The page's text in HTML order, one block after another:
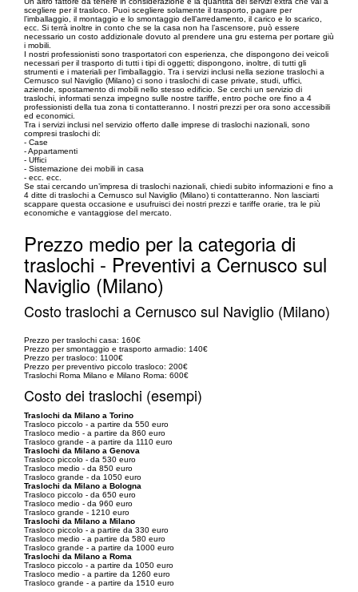
scegliere per il trasloco. Puoi scegliere solamente il trasporto, pagare per
l’imballaggio, il montaggio e lo smontaggio dell’arredamento, il carico e lo scarico,
ecc. Si terrà inoltre in conto che se la casa non ha l’ascensore, può essere
necessario un costo addizionale dovuto al prendere una gru esterna per portare giù
i mobili.
I nostri professionisti sono trasportatori con esperienza, che dispongono dei veicoli
necessari per il trasporto di tutti i tipi di oggetti; dispongono, inoltre, di tutti gli
strumenti e i materiali per l’imballaggio. Tra i servizi inclusi nella sezione traslochi a
Cernusco sul Naviglio (Milano) ci sono i traslochi di case private, studi, uffici,
aziende, spostamento di mobili nello stesso edificio. Se cerchi un servizio di
traslochi, informati senza impegno sulle nostre tariffe, entro poche ore fino a 4
professionisti della tua zona ti contatteranno. I nostri prezzi per ora sono accessibili
ed economici.
Tra i servizi inclusi nel servizio offerto dalle imprese di traslochi nazionali, sono
compresi traslochi di:
- Case
- Appartamenti
- Uffici
- Sistemazione dei mobili in casa
- ecc. ecc.
Se stai cercando un’impresa di traslochi nazionali, chiedi subito informazioni e fino a
4 ditte di traslochi a Cernusco sul Naviglio (Milano) ti contatteranno. Non lasciarti
scappare questa occasione e usufruisci dei nostri prezzi e tariffe orarie, tra le più
economiche e vantaggiose del mercato.
Prezzo medio per la categoria di
traslochi - Preventivi a Cernusco sul
Naviglio (Milano)
Costo traslochi a Cernusco sul Naviglio (Milano)
Prezzo per traslochi casa: 160€
Prezzo per smontaggio e trasporto armadio: 140€
Prezzo per trasloco: 1100€
Prezzo per preventivo piccolo trasloco: 200€
Traslochi Roma Milano e Milano Roma: 600€
Costo dei traslochi (esempi)
Traslochi da Milano a Torino
Trasloco piccolo - a partire da 550 euro
Trasloco medio - a partire da 860 euro
Trasloco grande - a partire da 1110 euro
Traslochi da Milano a Genova
Trasloco piccolo - da 530 euro
Trasloco medio - da 850 euro
Trasloco grande - da 1050 euro
Traslochi da Milano a Bologna
Trasloco piccolo - da 650 euro
Trasloco medio - da 960 euro
Trasloco grande - 1210 euro
Traslochi da Milano a Milano
Trasloco piccolo - a partire da 330 euro
Trasloco medio - a partire da 580 euro
Trasloco grande - a partire da 1000 euro
Traslochi da Milano a Roma
Trasloco piccolo - a partire da 1050 euro
Trasloco medio - a partire da 1260 euro
Trasloco grande - a partire da 1510 euro